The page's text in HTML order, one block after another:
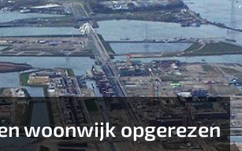
woonwijk opgerezen